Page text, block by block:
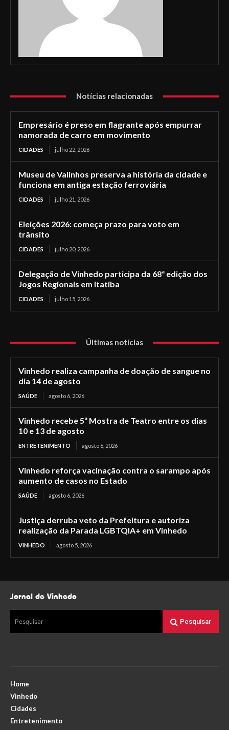
Notícias relacionadas
Empresário é preso em flagrante após empurrar
namorada de carro em movimento
CIDADES julho 22, 2026
Museu de Valinhos preserva a história da cidade e
funciona em antiga estação ferroviária
CIDADES julho 21, 2026
Eleições 2026: começa prazo para voto em
trânsito
CIDADES julho 20, 2026
Delegação de Vinhedo participa da 68ª edição dos
Jogos Regionais em Itatiba
CIDADES julho 15, 2026
Últimas notícias
Vinhedo realiza campanha de doação de sangue no
dia 14 de agosto
SAÚDE agosto 6, 2026
Vinhedo recebe 5ª Mostra de Teatro entre os dias
10 e 13 de agosto
ENTRETENIMENTO agosto 6, 2026
Vinhedo reforça vacinação contra o sarampo após
aumento de casos no Estado
SAÚDE agosto 6, 2026
Justiça derruba veto da Prefeitura e autoriza
realização da Parada LGBTQIA+ em Vinhedo
VINHEDO agosto 5, 2026
Jornal de Vinhedo
Pesquisar Pesquisar
Home
Vinhedo
Cidades
Entretenimento